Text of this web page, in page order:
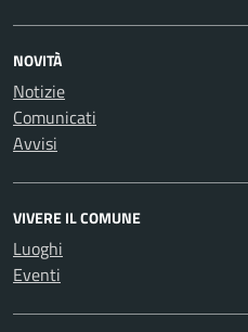
NOVITÀ
Notizie
Comunicati
Avvisi
VIVERE IL COMUNE
Luoghi
Eventi